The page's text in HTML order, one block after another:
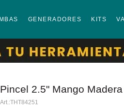
GENERADORES KITS
Pincel 2.5" Mango Madera
THT84251